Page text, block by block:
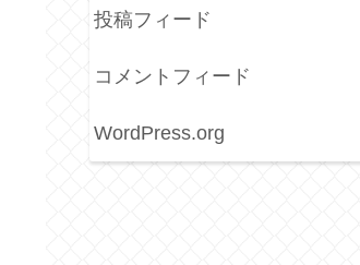
投稿フィード
コメントフィード
WordPress.org